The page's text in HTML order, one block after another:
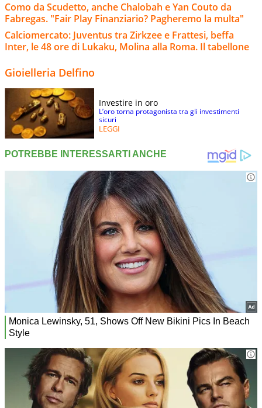
Como da Scudetto, anche Chalobah e Yan Couto da
Fabregas. "Fair Play Finanziario? Pagheremo la multa"
Calciomercato: Juventus tra Zirkzee e Frattesi, beffa
Inter, le 48 ore di Lukaku, Molina alla Roma. Il tabellone
Gioielleria Delfino
Investire in oro
L’oro torna protagonista tra gli investimenti
sicuri
LEGGI